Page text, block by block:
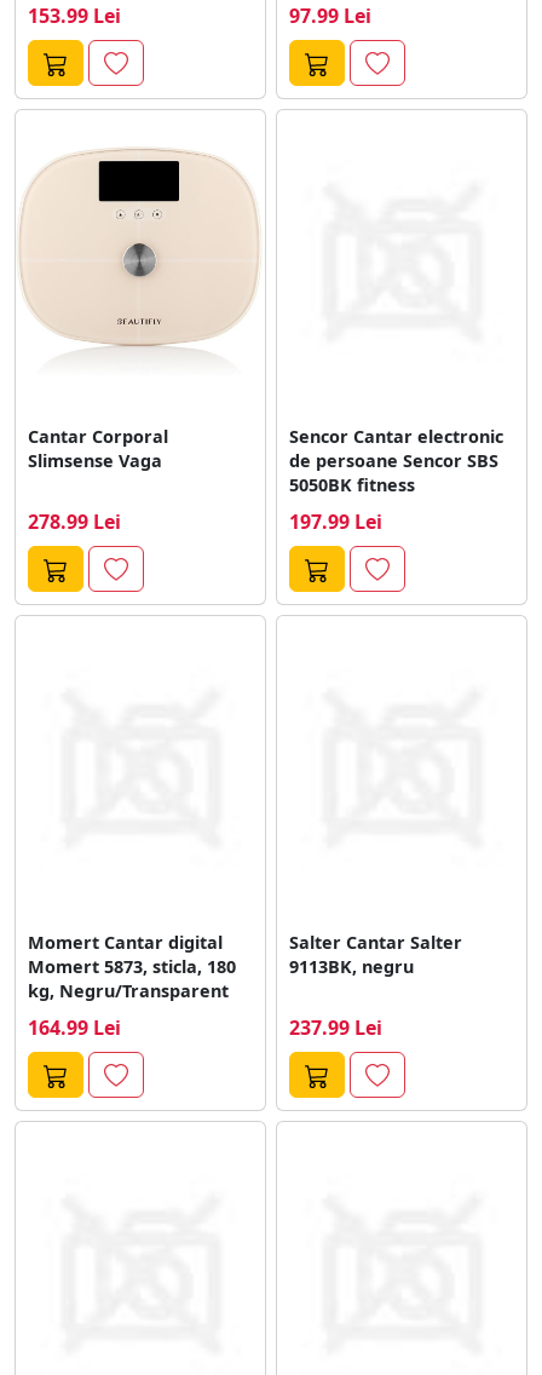
153.99 Lei 97.99 Lei
Cantar Corporal
Slimsense Vaga
278.99 Lei
Sencor Cantar electronic
de persoane Sencor SBS
5050BK fitness
197.99 Lei
Momert Cantar digital
Momert 5873, sticla, 180
kg, Negru/Transparent
164.99 Lei
Salter Cantar Salter
9113BK, negru
237.99 Lei